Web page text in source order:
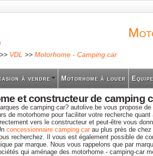
principal
>> VDL >> Motorhome - Camping car
à vendre Motorhome à louer
et constructeur de camping
de camping car? autolive.be vous propose
de motorhome pour faciliter votre recherche quant
vers le constructeur et peut-être vous
concessionnaire camping car au plus près de
recherchez. Il vous est également possible de
par marque. Nous vous rappelons que par
qui aménage des motorhome - camping-car